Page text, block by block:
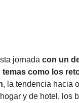
jornada con un
temas como los
, la tendencia hacia
y de hotel, los